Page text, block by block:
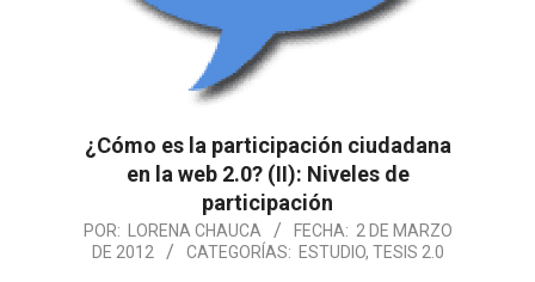
¿Cómo es la participación ciudadana
en la web 2.0? (II): Niveles de
participación
POR: LORENA CHAUCA FECHA: 2 DE MARZO
DE 2012
CATEGORÍAS: ESTUDIO, TESIS 2.0